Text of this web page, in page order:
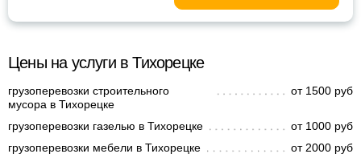
Цены на услуги в Тихорецке
грузоперевозки строительного
мусора в Тихорецке
от 1500 руб
грузоперевозки газелью в Тихорецке
от 1000 руб
грузоперевозки мебели в Тихорецке
от 2000 руб